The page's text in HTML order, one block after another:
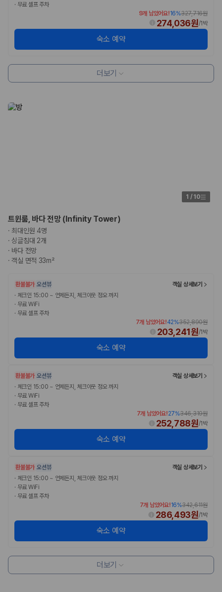
· 무료 셀프 주차
9개 남았어요!16%327,716원
274,036원/1박
숙소 예약
더보기
1 / 10
트윈룸, 바다 전망 (Infinity Tower)
· 최대인원 4명
·싱글침대 2개
· 바다 전망
·객실 면적 33m²
환불불가 오션뷰
객실 상세보기
· 체크인 15:00 ~ 언제든지, 체크아웃 정오 까지
· 무료 WiFi
· 무료 셀프 주차
7개 남았어요!42%352,890원
203,241원/1박
숙소 예약
환불불가 오션뷰
객실 상세보기
· 체크인 15:00 ~ 언제든지, 체크아웃 정오 까지
· 무료 WiFi
· 무료 셀프 주차
7개 남았어요!27%346,319원
252,788원/1박
숙소 예약
환불불가 오션뷰
객실 상세보기
· 체크인 15:00 ~ 언제든지, 체크아웃 정오 까지
· 무료 WiFi
· 무료 셀프 주차
7개 남았어요!16%342,611원
286,493원/1박
숙소 예약
더보기